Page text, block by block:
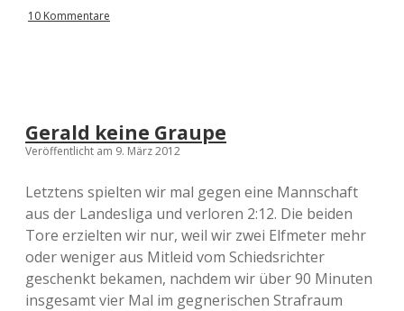
10 Kommentare
Gerald keine Graupe
Veröffentlicht am 9. März 2012
Letztens spielten wir mal gegen eine Mannschaft
aus der Landesliga und verloren 2:12. Die beiden
Tore erzielten wir nur, weil wir zwei Elfmeter mehr
oder weniger aus Mitleid vom Schiedsrichter
geschenkt bekamen, nachdem wir über 90 Minuten
insgesamt vier Mal im gegnerischen Strafraum